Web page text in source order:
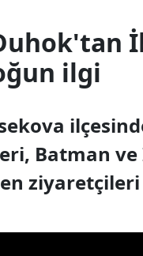
ilgi
Batman
ziyaretçileri